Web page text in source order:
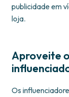
publicidade em
loja.
Aproveite
Os